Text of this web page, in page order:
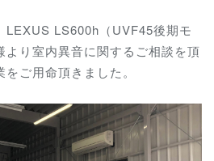
LEXUS LS600h（UVF45後期モ
より室内異音に関するご相談を頂
ご用命頂きました。